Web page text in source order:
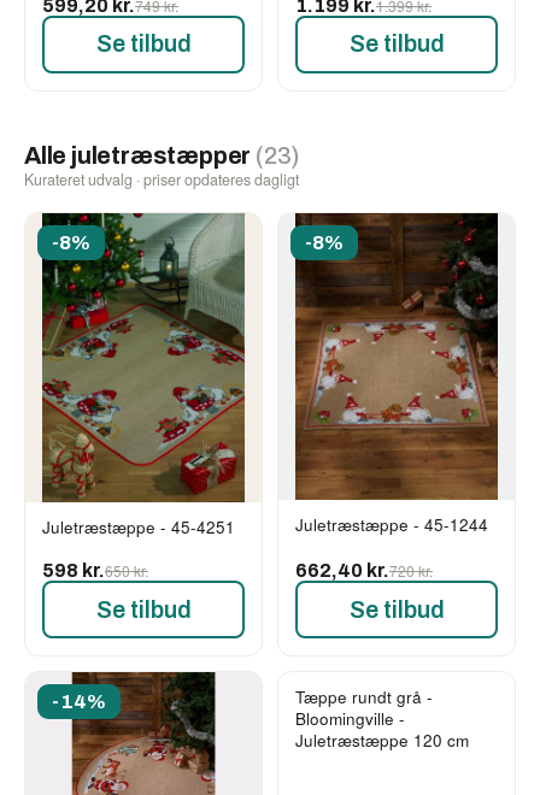
599,20 kr.749 kr.
Se tilbud
1.199 kr.1.399 kr.
Se tilbud
Alle juletræstæpper (23)
Kurateret udvalg · priser opdateres dagligt
-8%
Juletræstæppe - 45-4251
598 kr.650 kr.
Se tilbud
-8%
Juletræstæppe - 45-1244
662,40 kr.720 kr.
Se tilbud
-14% -20%
Tæppe rundt grå -
Bloomingville -
Juletræstæppe 120 cm